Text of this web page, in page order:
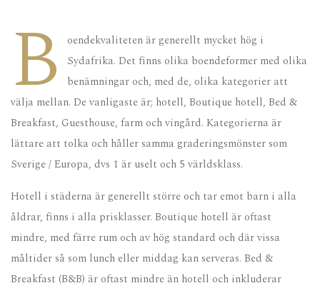
B
oendekvaliteten är generellt mycket hög i
Sydafrika. Det finns olika boendeformer med olika
benämningar och, med de, olika kategorier att
välja mellan. De vanligaste är; hotell, Boutique hotell, Bed &
Breakfast, Guesthouse, farm och vingård. Kategorierna är
lättare att tolka och håller samma graderingsmönster som
Sverige / Europa, dvs 1 är uselt och 5 världsklass.
Hotell i städerna är generellt större och tar emot barn i alla
åldrar, finns i alla prisklasser. Boutique hotell är oftast
mindre, med färre rum och av hög standard och där vissa
måltider så som lunch eller middag kan serveras. Bed &
Breakfast (B&B) är oftast mindre än hotell och inkluderar